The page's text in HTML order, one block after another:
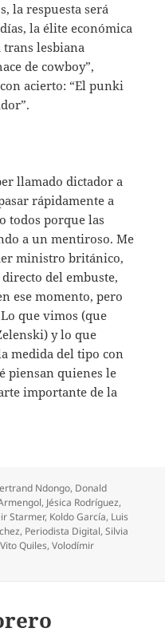
la respuesta será
la élite económica
trans lesbiana
de cowboy”,
acierto: “El punki
llamado dictador a
rápidamente a
todos porque las
a un mentiroso. Me
ministro británico,
del embuste,
ese momento, pero
que vimos (que
y lo que
medida del tipo con
piensan quienes le
importante de la
Ndongo, Donald
, Jésica Rodríguez,
Starmer, Koldo García, Luis
, Periodista Digital,Silvia
Vito Quiles,Volodímir